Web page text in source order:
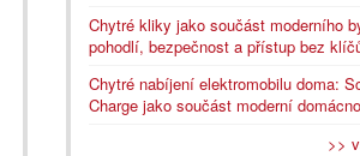
Chytré kliky jako součást moderního
pohodlí, bezpečnost a přístup bez
Chytré nabíjení elektromobilu doma:
Charge jako součást moderní
>>